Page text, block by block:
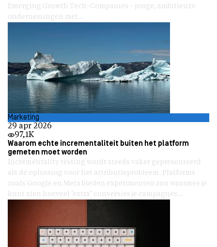
Emerging Growth Tech-Companies – jonge, ambitieuze
ondernemingen met...
Marketing
29 apr 2026
97,1K
Waarom echte incrementaliteit buiten het platform
gemeten moet worden
Incrementality testing wordt steeds vaker gepresenteerd
als dé oplossing voor het attributieprobleem. Platforms
zoals Google en Meta bieden experimenten aan waarmee je
kunt zien hoeveel ‘extra’ conversies je campagnes...